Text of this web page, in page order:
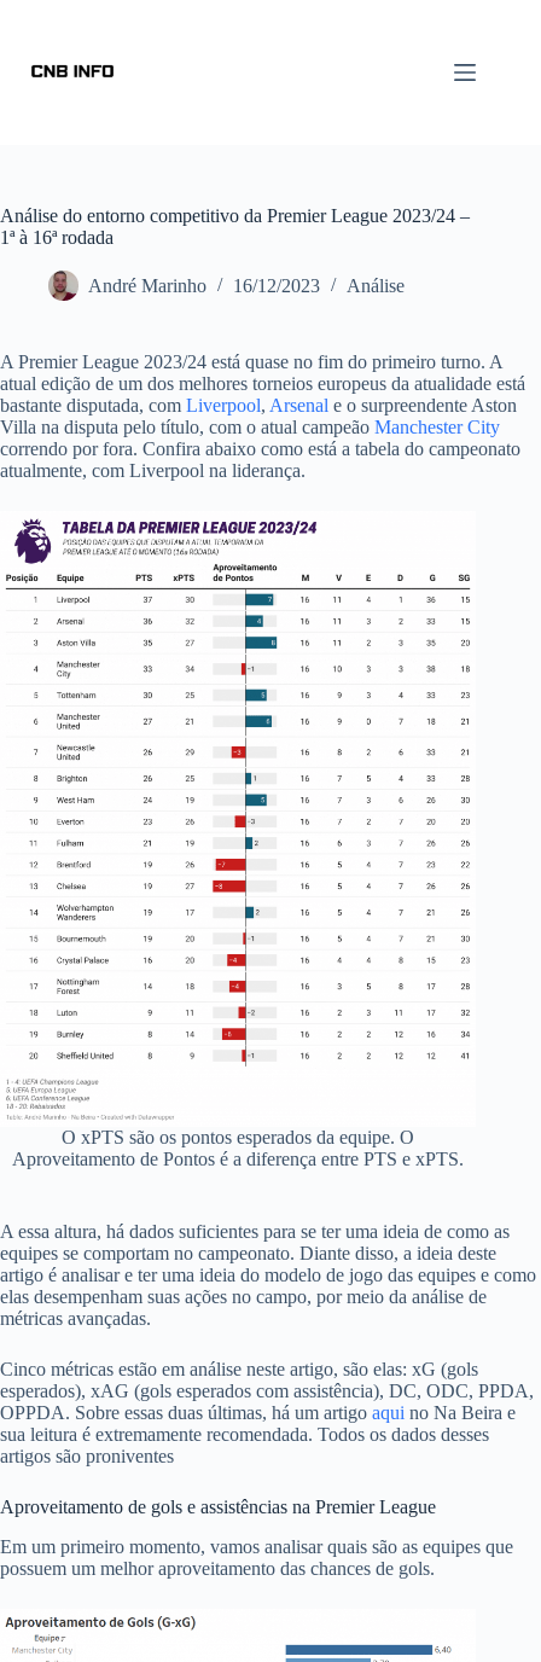
Análise do entorno competitivo da Premier League 2023/24 –
1ª à 16ª rodada
André Marinho 16/12/2023 Análise
A Premier League 2023/24 está quase no fim do primeiro turno. A
atual edição de um dos melhores torneios europeus da atualidade está
bastante disputada, com Liverpool, Arsenal e o surpreendente Aston
Villa na disputa pelo título, com o atual campeão Manchester City
correndo por fora. Confira abaixo como está a tabela do campeonato
atualmente, com Liverpool na liderança.
O xPTS são os pontos esperados da equipe. O
Aproveitamento de Pontos é a diferença entre PTS e xPTS.
A essa altura, há dados suficientes para se ter uma ideia de como as
equipes se comportam no campeonato. Diante disso, a ideia deste
artigo é analisar e ter uma ideia do modelo de jogo das equipes e como
elas desempenham suas ações no campo, por meio da análise de
métricas avançadas.
Cinco métricas estão em análise neste artigo, são elas: xG (gols
esperados), xAG (gols esperados com assistência), DC, ODC, PPDA,
OPPDA. Sobre essas duas últimas, há um artigo aqui no Na Beira e
sua leitura é extremamente recomendada. Todos os dados desses
artigos são proniventes
Aproveitamento de gols e assistências na Premier League
Em um primeiro momento, vamos analisar quais são as equipes que
possuem um melhor aproveitamento das chances de gols.